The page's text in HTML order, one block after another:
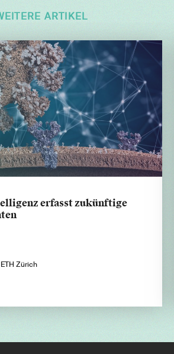
ARTIKEL
erfasst zukünftige
ETH Zürich